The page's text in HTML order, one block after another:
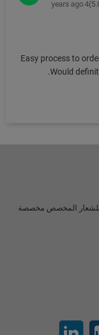
4 years ago
Easy process to
Would
للشعار المخصص مخصصة
انستغرام